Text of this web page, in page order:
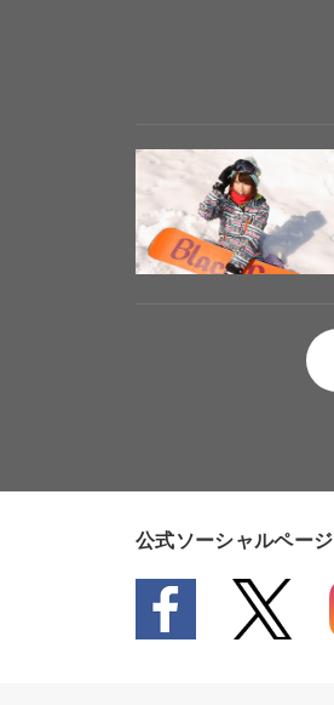
公式ソーシャルページ